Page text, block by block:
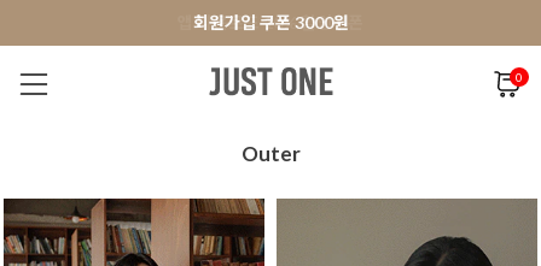
앱 다운로드 10% 할인쿠폰
회원가입 쿠폰 3000원
앱 다운로드 10% 할인쿠폰
회원가입 쿠폰 3000원
0
오늘출발Outer